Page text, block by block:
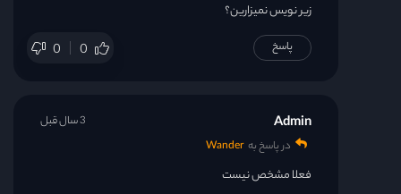
زیر نویس نمیزارین؟
0 0 پاسخ
Admin
در پاسخ به Wander
فعلا مشخص نیست
3 سال قبل